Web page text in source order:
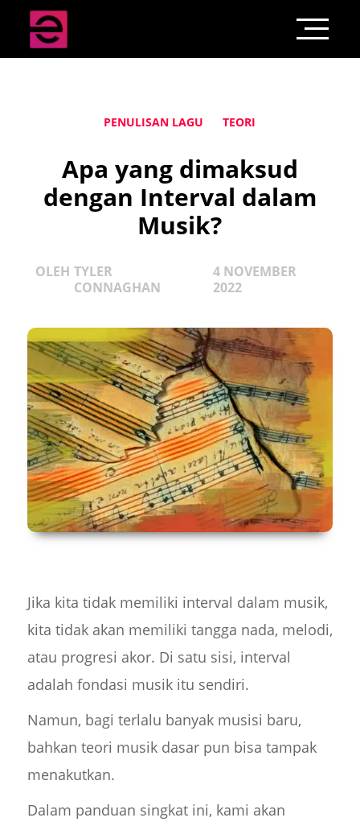
PENULISAN LAGU TEORI
Apa yang dimaksud
dengan Interval dalam
Musik?
OLEH TYLER
CONNAGHAN
4 NOVEMBER
2022
Jika kita tidak memiliki interval dalam musik,
kita tidak akan memiliki tangga nada, melodi,
atau progresi akor. Di satu sisi, interval
adalah fondasi musik itu sendiri.
Namun, bagi terlalu banyak musisi baru,
bahkan teori musik dasar pun bisa tampak
menakutkan.
Dalam panduan singkat ini, kami akan